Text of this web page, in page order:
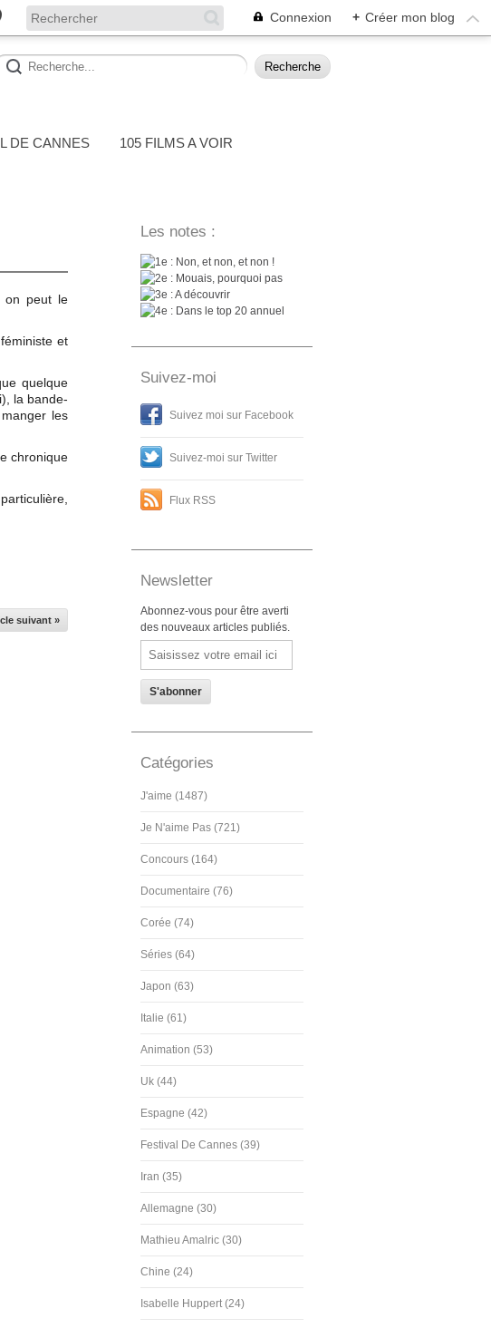
Connexion + Créer mon blog
DE CANNES
105 FILMS A VOIR
on peut le
et
quelque
la bande-
les
chronique
suivant »
Les notes :
: Non, et non, et non !
: Mouais, pourquoi pas
: A découvrir
: Dans le top 20 annuel
Suivez-moi
Suivez moi sur Facebook
Suivez-moi sur Twitter
Flux RSS
Newsletter
Abonnez-vous pour être averti
des nouveaux articles publiés.
Email
Catégories
J'aime (1487)
Je N'aime Pas (721)
Concours (164)
Documentaire (76)
Corée (74)
Séries (64)
Japon (63)
Italie (61)
Animation (53)
Uk (44)
Espagne (42)
Festival De Cannes (39)
Iran (35)
Allemagne (30)
Mathieu Amalric (30)
Chine (24)
Isabelle Huppert (24)